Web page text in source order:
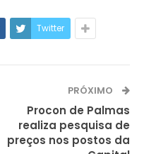
Twitter
PRÓXIMO
Procon de Palmas
realiza pesquisa de
preços nos postos da